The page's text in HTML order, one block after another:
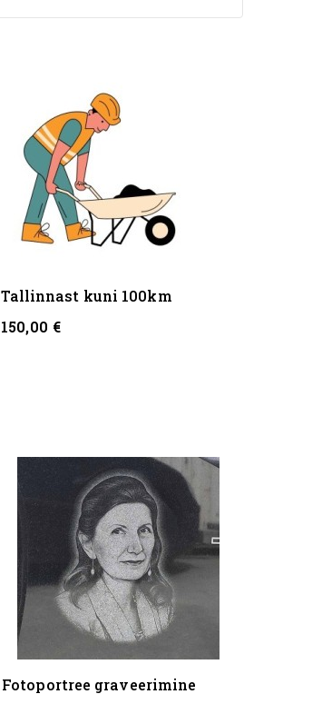
Tallinnast kuni 100km
150,00 €
Fotoportree graveerimine